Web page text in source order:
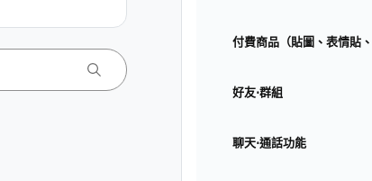
付費商品（貼圖、表情貼
好友⋅群組
聊天⋅通話功能